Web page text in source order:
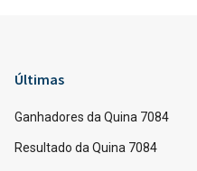
7017